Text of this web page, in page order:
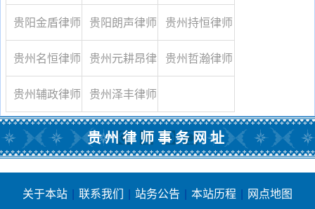
务所 事务所
贵阳金盾律师
事务所
贵阳朗声律师
事务所
贵州持恒律师
事务所
贵州名恒律师
事务所
贵州元耕昂律
师事务所
贵州哲瀚律师
贵州辅政律师
事务所
贵州泽丰律师
事务所
贵州律师事务网址
关于本站 | 联系我们 | 站务公告 | 本站历程 | 网点地图